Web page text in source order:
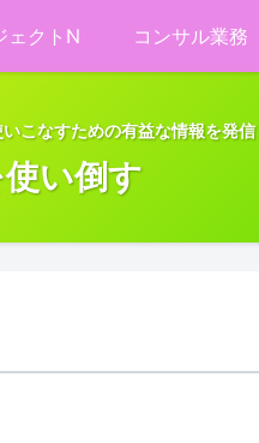
こなすための有益な情報を発信
い倒す
ェクトN コンサル業務